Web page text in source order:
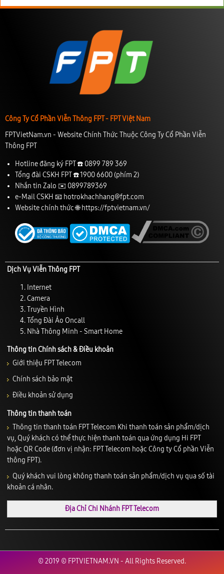
Công Ty Cổ Phần Viễn Thông FPT - FPT Việt Nam
FPTVietNam.vn - Website Chính Thức Thuộc Công Ty Cổ Phần Viễn
Thông FPT
Hotline đăng ký FPT ☎️ 0899 789 369
Tổng đài CSKH FPT ☎️1900 6600(phím 2)
Nhắn tin Zalo ✉️ 0899789369
e-Mail CSKH 📧 hotrokhachhang@fpt.com
Website chính thức 🌐 https://fptvietnam.vn/
Dịch Vụ Viễn Thông FPT
Internet
Camera
Truyền Hình
Tổng Đài Ảo Oncall
Nhà Thông Minh - Smart Home
Thông tin Chính sách & Điều khoản
Giới thiệu FPT Telecom
Chính sách bảo mật
Điều khoản sử dụng
Thông tin thanh toán
Thông tin thanh toán FPT Telecom Khi thanh toán sản phẩm/dịch
vụ, Quý khách có thể thực hiện thanh toán qua ứng dụng Hi FPT
hoặc QR Code (đơn vị nhận: FPT Telecom hoặc Công ty Cổ phần Viễn
thông FPT).
Quý khách vui lòng không thanh toán sản phẩm/dịch vụ qua số tài
khoản cá nhân.
Địa Chỉ Chi Nhánh FPT Telecom
© 2019 © FPTVIETNAM.VN - All Rights Reserved.